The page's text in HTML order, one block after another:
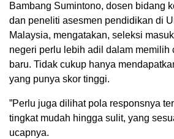
Bambang Sumintono, dosen bidang
dan peneliti asesmen pendidikan di
Malaysia, mengatakan, seleksi
negeri perlu lebih adil dalam memilih
baru. Tidak cukup hanya
yang punya skor tinggi.
”Perlu juga dilihat pola responsnya
tingkat mudah hingga sulit, yang
ucapnya.